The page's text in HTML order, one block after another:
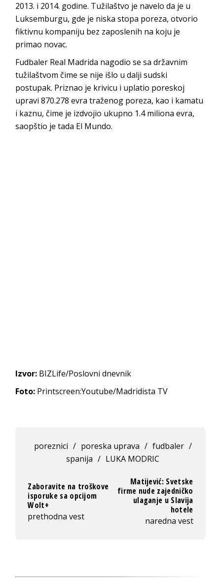
2013. i 2014. godine. Tužilaštvo je navelo da je u
Luksemburgu, gde je niska stopa poreza, otvorio
fiktivnu kompaniju bez zaposlenih na koju je
primao novac.
Fudbaler Real Madrida nagodio se sa državnim
tužilaštvom čime se nije išlo u dalji sudski
postupak. Priznao je krivicu i uplatio poreskoj
upravi 870.278 evra traženog poreza, kao i kamatu
i kaznu, čime je izdvojio ukupno 1.4 miliona evra,
saopštio je tada El Mundo.
Izvor: BIZLife/Poslovni dnevnik
Foto: Printscreen:Youtube/Madridista TV
poreznici / poreska uprava / fudbaler /
spanija / LUKA MODRIC
Zaboravite na troškove
isporuke sa opcijom
Wolt+
prethodna vest
Matijević: Svetske
firme nude zajedničko
ulaganje u Slavija
hotele
naredna vest